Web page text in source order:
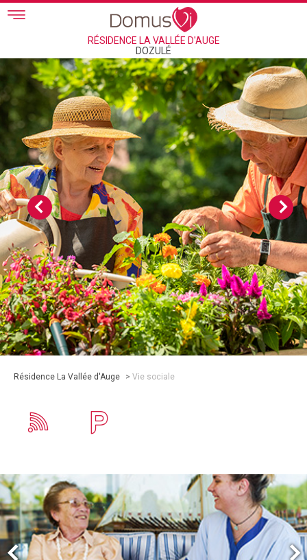
Skip to main content
RÉSIDENCE LA VALLÉE D'AUGE
DOZULÉ
Résidence La Vallée d'Auge > Vie sociale